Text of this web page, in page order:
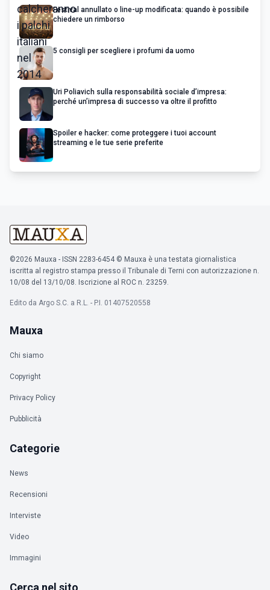
Festival annullato o line-up modificata: quando è possibile
chiedere un rimborso
5 consigli per scegliere i profumi da uomo
Uri Poliavich sulla responsabilità sociale d’impresa:
perché un’impresa di successo va oltre il profitto
Spoiler e hacker: come proteggere i tuoi account
streaming e le tue serie preferite
©2026 Mauxa - ISSN 2283-6454 © Mauxa è una testata giornalistica
iscritta al registro stampa presso il Tribunale di Terni con autorizzazione n.
10/08 del 13/10/08. Iscrizione al ROC n. 23259.
Edito da Argo S.C. a R.L. - P.I. 01407520558
Mauxa
Chi siamo
Copyright
Privacy Policy
Pubblicità
Categorie
News
Recensioni
Interviste
Video
Immagini
Cerca nel sito